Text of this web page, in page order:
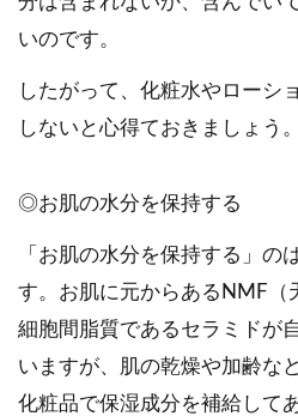
いのです。
したがって、化粧水やローシ
しないと心得ておきましょう。
◎お肌の水分を保持する
「お肌の水分を保持する」の
す。お肌に元からあるNMF（
細胞間脂質であるセラミドが
いますが、肌の乾燥や加齢な
化粧品で保湿成分を補給して